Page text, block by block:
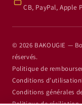
CB, PayPal, Apple
© 2026 BAKOUGIE —
réservés.
Politique de
Conditions d’utilisation
Conditions générales